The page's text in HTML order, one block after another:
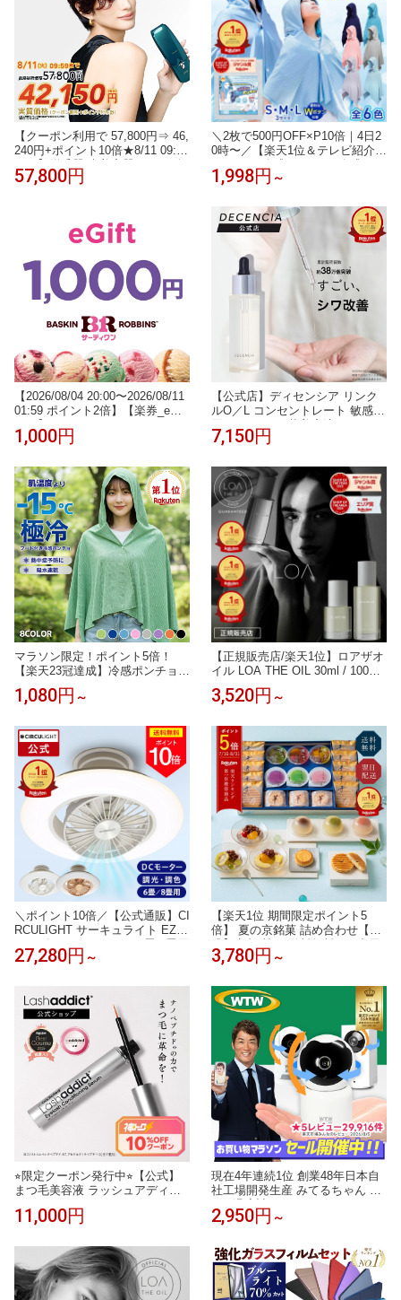
【クーポン利用で 57,800円⇒ 46,
240円+ポイント10倍★8/11 09:59
まで】脱毛器 光美容器 JOVS 公
式 Doraシリーズ Scroll HIPL IPL
全身 自宅ケア うぶ毛 ヒゲ 女性
男性 メンズ 男女兼用 ギフト
57,800円
＼2枚で500円OFF×P10倍｜4日2
0時〜／【楽天1位＆テレビ紹介】
ポンチョ 冷感 S / M / L 冷感ポン
チョ キッズ サッカー クールタオ
ポンチョ ラッシュガード フード
付き 冷却ポンチョ ひんやり アイ
ス ポンチョ UV 最大 98％カット
1,998円 ～
【2026/08/04 20:00〜2026/08/11
01:59 ポイント2倍】【楽券_eギ
1,000円
【公式店】ディセンシア リンク
ルO／L コンセントレート 敏感肌
コラーゲン 保湿 アルコールフリ
規品
7,150円
マラソン限定！ポイント5倍！
【楽天23冠達成】冷感ポンチョ
冷感アイスポンチョ 冷却タオル
ポンチョ 冷感アイテム アイス冷
冷感 肌温度-15℃ 冷却100% 暑さ
対策グッズ ポンチョ 冷却 UVカ
ット クールポンチョ 吸水 抗菌防
臭 熱中症対策
1,080円 ～
【正規販売店/楽天1位】ロアザオ
イル LOA THE OIL 30ml / 100ml
ブランシュ シトラスベール ジャ
スミンドレ ラテローズ ネロリス
ド ブルークレール ペアブランシ
ュ ノワール フレグランス ヘアオ
イル ロアオイル LOAオイル アウ
トバス 送料無料
3,520円 ～
＼ポイント10倍／【公式通販】CI
RCULIGHT サーキュライト EZシ
リーズ スイングモデル 6畳 8畳用
｜ 木目調 ライトウッド LED シ
ンライト ファン付き照明 サーキ
ュレーター 簡単取付 リモコン お
しゃれ 調光 調色 軽量 風の出る
照明 タコス家電
27,280円 ～
【楽天1位 期間限定ポイント5
倍】 夏の京銘菓 詰め合わせ【公
式】京都 鼓月 送料無料 / お中元
中元 和菓子 京都 老舗 最強配送
手土産 お土産 帰省 初盆 盆 お盆
夏 内祝 お見舞い 出産 結婚祝い
ギフト 高級 贈り物 お供
3,780円 ～
⭐︎限定クーポン発行中⭐︎【公式】
まつ毛美容液 ラッシュアディク
ト アイラッシュ コンディショニ
ング セラム アドバンス 5ml アン
まつ毛ケア まつげ美容液 まつ毛
パーマ Lashaddict 正規品 送料無
料
11,000円
現在4年連続1位 創業48年日本自
社工場開発生産 みてるちゃん 50
0万 温度計 5GHz ベビーモニター
防犯カメラ Amazon国内サーバー
見守りカメラ ワイヤレス 屋内 監
視カメラ 小型
2,950円 ～